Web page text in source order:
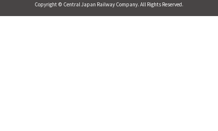
Copyright © Central Japan Railway Company. All Rights Reserved.